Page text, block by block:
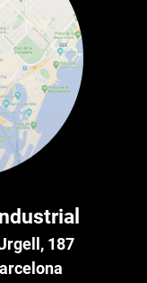
187